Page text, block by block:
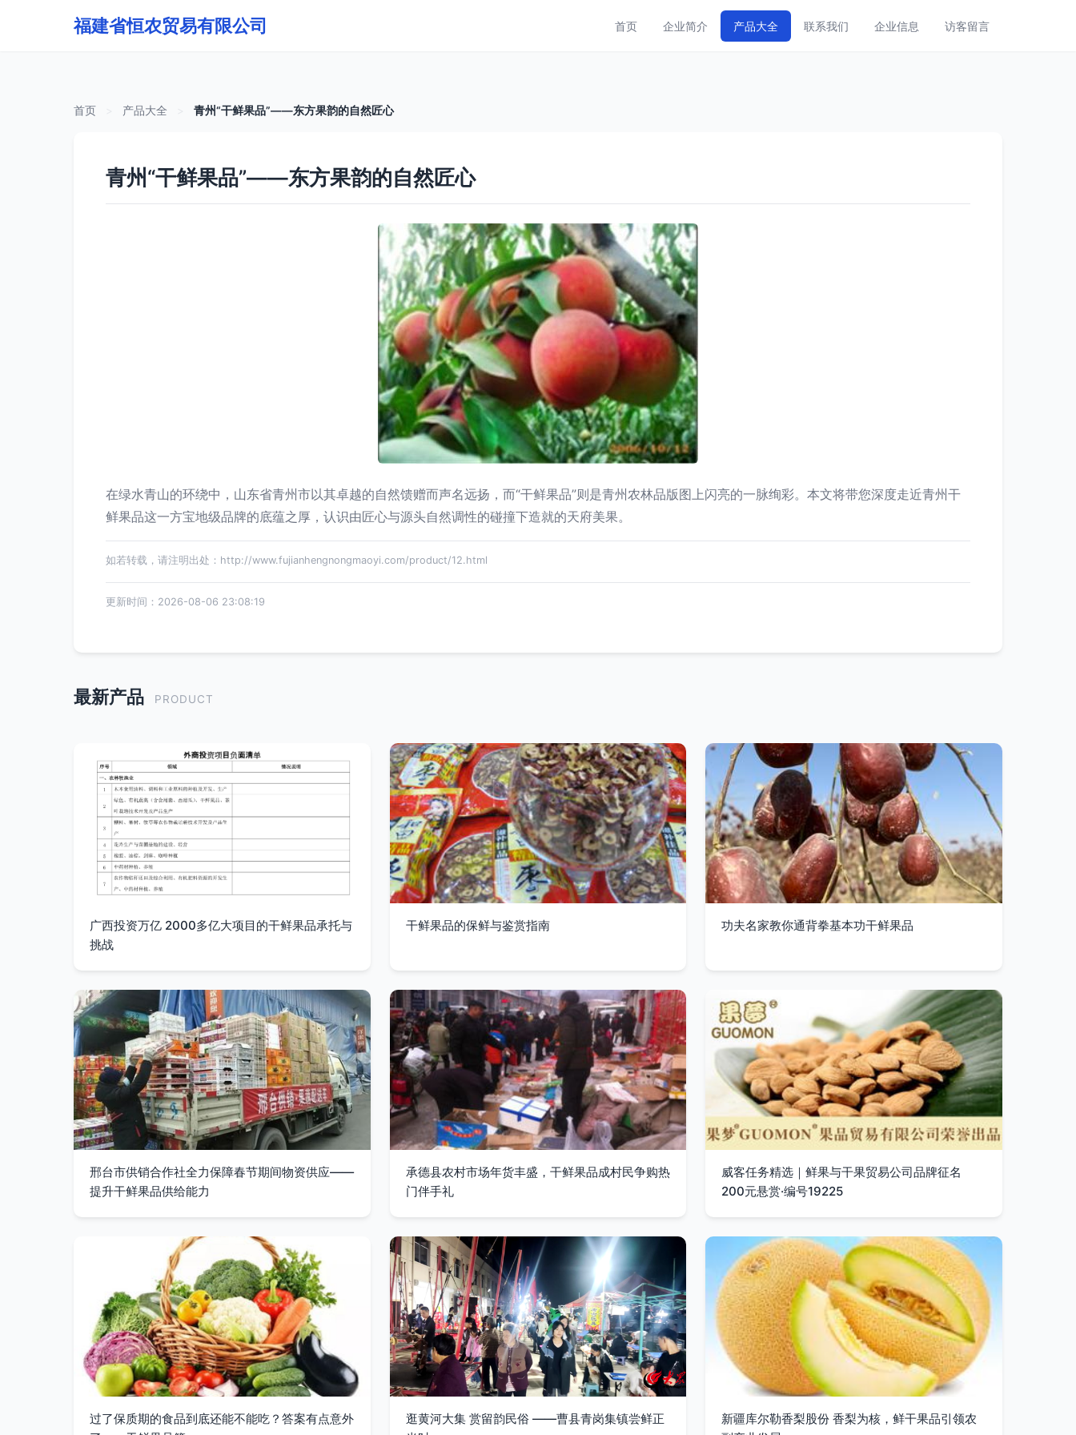
福建省恒农贸易有限公司 首页 企业简介 产品大全 联系我们 企业信息 访客留言
首页 产品大全 青州“干鲜果品”——东方果韵的自然匠心
青州“干鲜果品”——东方果韵的自然匠心
在绿水青山的环绕中，山东省青州市以其卓越的自然馈赠而声名远扬，而“干鲜果品”则是青州农林品版图上闪亮的一脉绚彩。本文将带您深度走近青州干
鲜果品这一方宝地级品牌的底蕴之厚，认识由匠心与源头自然调性的碰撞下造就的天府美果。
如若转载，请注明出处：http://www.fujianhengnongmaoyi.com/product/12.html
更新时间：2026-08-06 23:08:19
最新产品 PRODUCT
广西投资万亿 2000多亿大项目的干鲜果品承托与
挑战
干鲜果品的保鲜与鉴赏指南 功夫名家教你通背拳基本功干鲜果品
邢台市供销合作社全力保障春节期间物资供应——
提升干鲜果品供给能力
承德县农村市场年货丰盛，干鲜果品成村民争购热
门伴手礼
威客任务精选｜鲜果与干果贸易公司品牌征名
200元悬赏·编号19225
过了保质期的食品到底还能不能吃？答案有点意外
逛黄河大集 赏留韵民俗 ——曹县青岗集镇尝鲜正
新疆库尔勒香梨股份 香梨为核，鲜干果品引领农